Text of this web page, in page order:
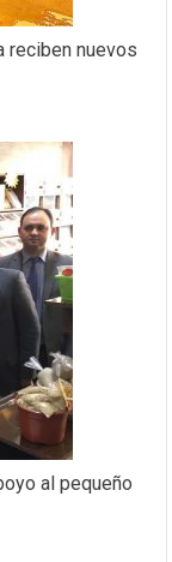
reciben nuevos
al pequeño